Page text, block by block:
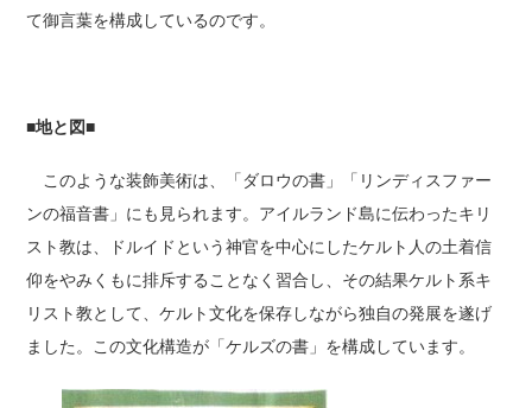
て御言葉を構成しているのです。
■地と図■
このような装飾美術は、「ダロウの書」「リンディスファー
ンの福音書」にも見られます。アイルランド島に伝わったキリ
スト教は、ドルイドという神官を中心にしたケルト人の土着信
仰をやみくもに排斥することなく習合し、その結果ケルト系キ
リスト教として、ケルト文化を保存しながら独自の発展を遂げ
ました。この文化構造が「ケルズの書」を構成しています。